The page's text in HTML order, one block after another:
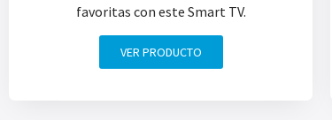
favoritas con este Smart TV.
VER PRODUCTO